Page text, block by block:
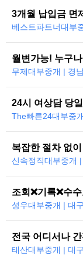
3개월 납입금 면
베스트파트너대부
월변가능! 누구
무제대부중개 | 경
24시 여상담 당
The빠른24대부중
복잡한 절차 없
신속정직대부중개
성우대부중개 | 대구
전국 어디서나
태산대부중개 | 대구